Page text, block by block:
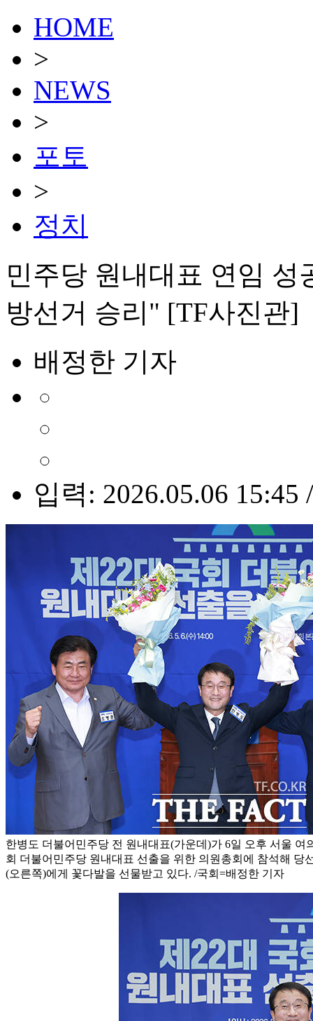
HOME
>
NEWS
>
포토
>
정치
민주당 원내대표 연임
방선거 승리" [TF사진관]
배정한 기자
입력: 2026.05.06 15:45
한병도 더불어민주당 전 원내대표(가운데)가 6일 오후 서울 여
회 더불어민주당 원내대표 선출을 위한 의원총회에 참석해 당
(오른쪽)에게 꽃다발을 선물받고 있다. /국회=배정한 기자